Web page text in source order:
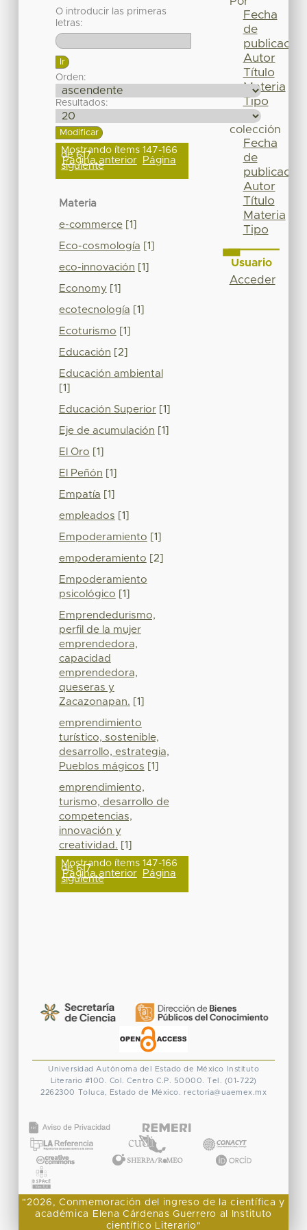
O introducir las primeras
letras:
Orden:
Resultados:
Mostrando ítems 147-166
de 617
Página anterior Página
siguiente
Materia
e-commerce[1]
Eco-cosmología [1]
eco-innovación [1]
Economy[1]
ecotecnología [1]
Ecoturismo [1]
Educación [2]
Educación ambiental
[1]
Educación Superior[1]
Eje de acumulación [1]
El Oro [1]
El Peñón [1]
Empatía [1]
empleados [1]
Empoderamiento [1]
empoderamiento [2]
Empoderamiento
psicológico [1]
Emprendedurismo,
perfil de la mujer
emprendedora,
capacidad
emprendedora,
queseras y
Zacazonapan. [1]
emprendimiento
turístico, sostenible,
desarrollo, estrategia,
Pueblos mágicos [1]
emprendimiento,
turismo, desarrollo de
competencias,
innovación y
creatividad. [1]
Mostrando ítems 147-166
de 617
Página anterior Página
siguiente
Fecha
de
publicación
Autor
Título
Materia
Tipo
colección
Fecha
de
publicación
Autor
Título
Materia
Tipo
Usuario
Acceder
Universidad Autónoma del Estado de México
Instituto
Literario #100. Col. Centro C.P. 50000. Tel. (01-722)
2262300 Toluca, Estado de México. rectoria@uaemex.mx
"2026, Conmemoración del ingreso de la científica y
académica Elena Cárdenas Guerrero al Instituto
científico Literario"